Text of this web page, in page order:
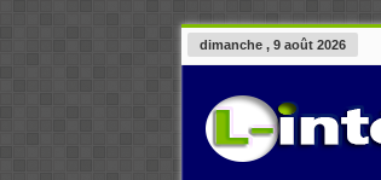
dimanche , 9 août 2026